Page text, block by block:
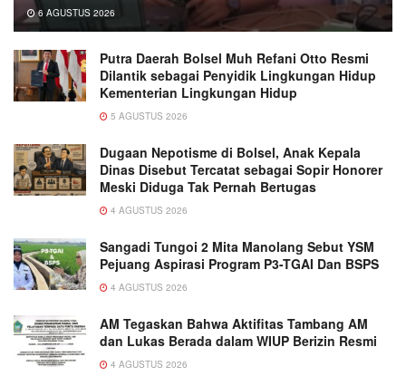
6 AGUSTUS 2026
Putra Daerah Bolsel Muh Refani Otto Resmi
Dilantik sebagai Penyidik Lingkungan Hidup
Kementerian Lingkungan Hidup
5 AGUSTUS 2026
Dugaan Nepotisme di Bolsel, Anak Kepala
Dinas Disebut Tercatat sebagai Sopir Honorer
Meski Diduga Tak Pernah Bertugas
4 AGUSTUS 2026
Sangadi Tungoi 2 Mita Manolang Sebut YSM
Pejuang Aspirasi Program P3-TGAI Dan BSPS
4 AGUSTUS 2026
AM Tegaskan Bahwa Aktifitas Tambang AM
dan Lukas Berada dalam WIUP Berizin Resmi
4 AGUSTUS 2026